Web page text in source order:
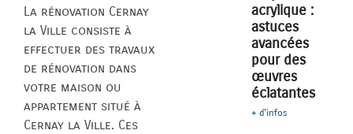
La rénovation Cernay
la Ville consiste à
effectuer des travaux
de rénovation dans
votre maison ou
appartement situé à
Cernay la Ville. Ces
acrylique :
astuces
avancées
pour des
œuvres
éclatantes
+ d'infos